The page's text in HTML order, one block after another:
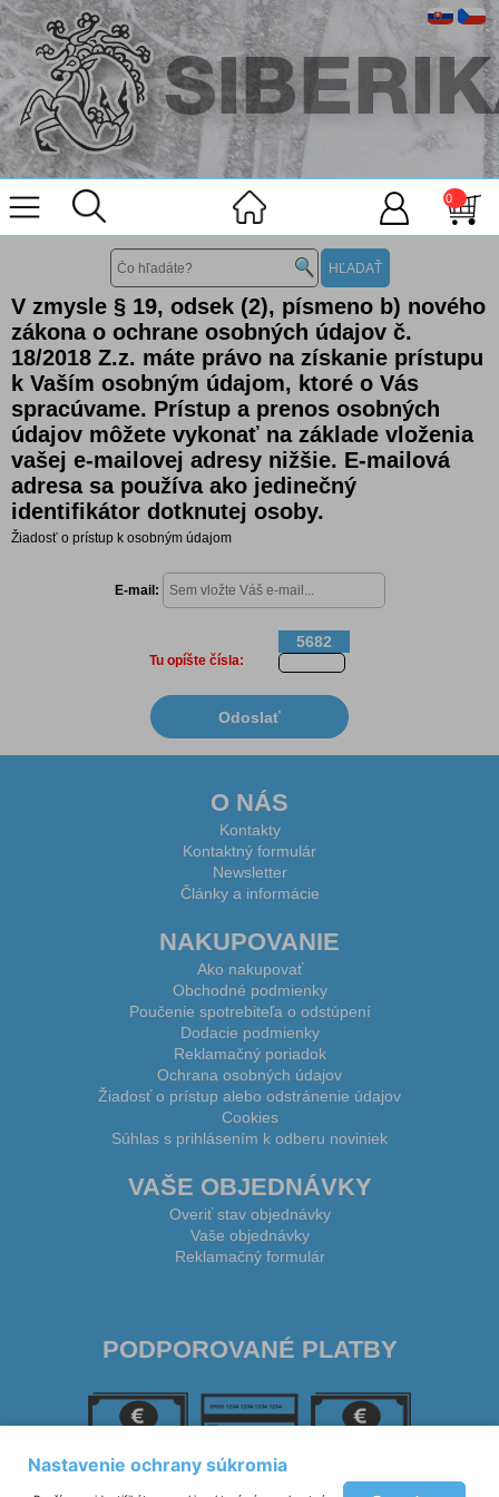
0
V zmysle § 19, odsek (2), písmeno b) nového
zákona o ochrane osobných údajov č.
18/2018 Z.z. máte právo na získanie prístupu
k Vaším osobným údajom, ktoré o Vás
spracúvame. Prístup a prenos osobných
údajov môžete vykonať na základe vloženia
vašej e-mailovej adresy nižšie. E-mailová
adresa sa používa ako jedinečný
identifikátor dotknutej osoby.
Žiadosť o prístup k osobným údajom
E-mail:
5682
Tu opíšte čísla:
O NÁS
Kontakty
Kontaktný formulár
Newsletter
Články a informácie
NAKUPOVANIE
Ako nakupovať
Obchodné podmienky
Poučenie spotrebiteľa o odstúpení
Dodacie podmienky
Reklamačný poriadok
Ochrana osobných údajov
Žiadosť o prístup alebo odstránenie údajov
Cookies
Súhlas s prihlásením k odberu noviniek
VAŠE OBJEDNÁVKY
Overiť stav objednávky
Vaše objednávky
Reklamačný formulár
PODPOROVANÉ PLATBY
Nastavenie ochrany súkromia